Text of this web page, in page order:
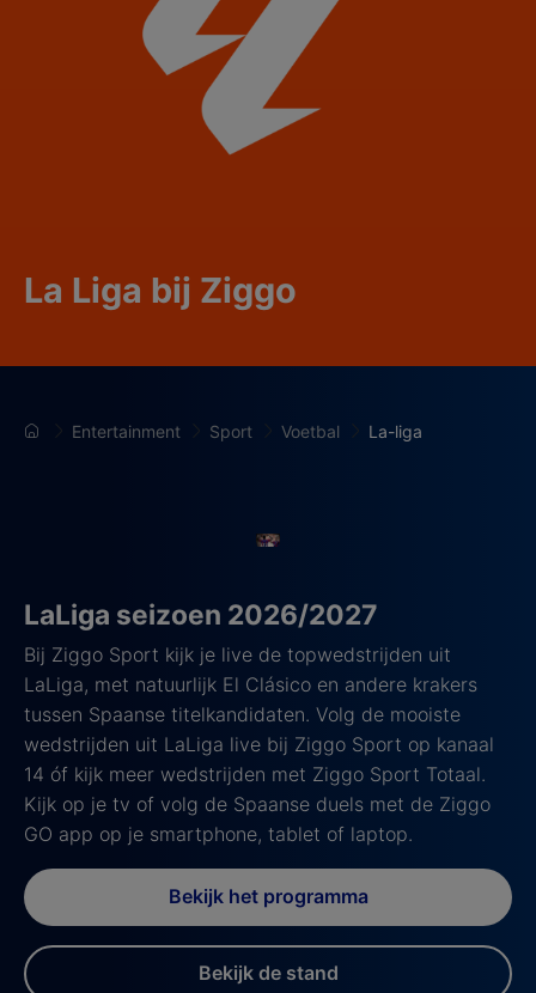
La Liga bij Ziggo
Entertainment Sport Voetbal La-liga
LaLiga seizoen 2026/2027
Bij Ziggo Sport kijk je live de topwedstrijden uit
LaLiga, met natuurlijk El Clásico en andere krakers
tussen Spaanse titelkandidaten. Volg de mooiste
wedstrijden uit LaLiga live bij Ziggo Sport op kanaal
14 óf kijk meer wedstrijden met Ziggo Sport Totaal.
Kijk op je tv of volg de Spaanse duels met de Ziggo
GO app op je smartphone, tablet of laptop.
Bekijk het programma
Bekijk de stand